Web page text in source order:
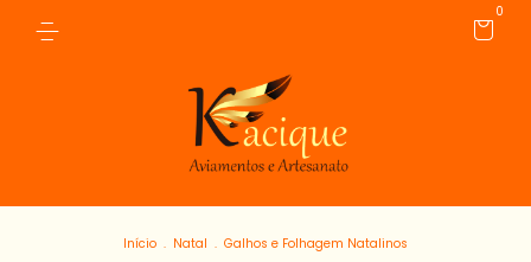
0
Início . Natal . Galhos e Folhagem Natalinos